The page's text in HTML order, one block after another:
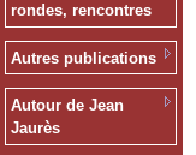
rondes, rencontres
Autres publications
Autour de Jean
Jaurès